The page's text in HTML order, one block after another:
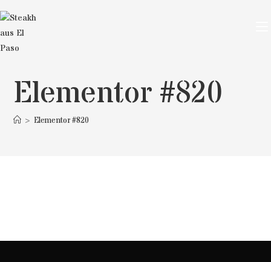
Elementor #820
> Elementor #820